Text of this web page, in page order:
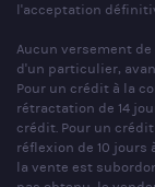
l'acceptation
Aucun versement
d'un particulier,
Pour un crédit à la
rétractation de 14
crédit. Pour un
réflexion de 10
la vente est